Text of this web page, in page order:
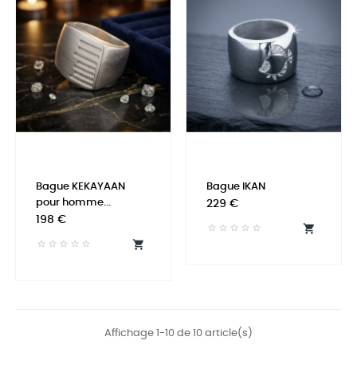
Bague KEKAYAAN
pour homme...
Prix
198 €

Bague IKAN
Prix
229 €

Affichage 1-10 de 10 article(s)